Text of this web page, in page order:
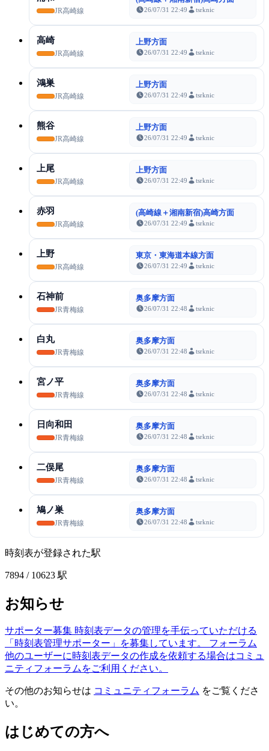
JR高崎線 26/07/31 22:49 tsrknic
高崎
JR高崎線
上野方面
26/07/31 22:49 tsrknic
鴻巣
JR高崎線
上野方面
26/07/31 22:49 tsrknic
熊谷
JR高崎線
上野方面
26/07/31 22:49 tsrknic
上尾
JR高崎線
上野方面
26/07/31 22:49 tsrknic
赤羽
JR高崎線
(高崎線＋湘南新宿)高崎方面
26/07/31 22:49 tsrknic
上野
JR高崎線
東京・東海道本線方面
26/07/31 22:49 tsrknic
石神前
JR青梅線
奥多摩方面
26/07/31 22:48 tsrknic
白丸
JR青梅線
奥多摩方面
26/07/31 22:48 tsrknic
宮ノ平
JR青梅線
奥多摩方面
26/07/31 22:48 tsrknic
日向和田
JR青梅線
奥多摩方面
26/07/31 22:48 tsrknic
二俣尾
JR青梅線
奥多摩方面
26/07/31 22:48 tsrknic
鳩ノ巣
JR青梅線
奥多摩方面
26/07/31 22:48 tsrknic
時刻表が登録された駅
7894 / 10623 駅
お知らせ
サポーター募集 時刻表データの管理を手伝っていただける
「時刻表管理サポーター」を募集しています。
フォーラム
他のユーザーに時刻表データの作成を依頼する場合はコミュ
ニティフォーラムをご利用ください。
その他のお知らせは コミュニティフォーラム をご覧くださ
い。
はじめての方へ